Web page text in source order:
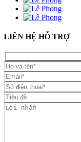
LIÊN HỆ HỖ TRỢ